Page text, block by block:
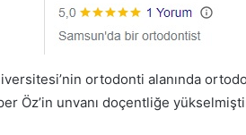
ortodonti alanında
Öz’in unvanı doçentliğe